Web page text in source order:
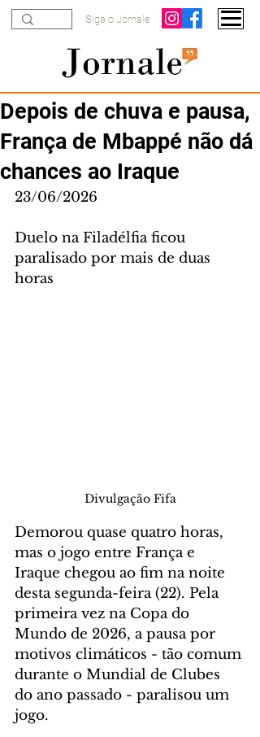
Siga o Jornale
Depois de chuva e pausa,
França de Mbappé não dá
chances ao Iraque
23/06/2026
Duelo na Filadélfia ficou
paralisado por mais de duas
horas
Divulgação Fifa
Demorou quase quatro horas,
mas o jogo entre França e
Iraque chegou ao fim na noite
desta segunda-feira (22). Pela
primeira vez na Copa do
Mundo de 2026, a pausa por
motivos climáticos - tão comum
durante o Mundial de Clubes
do ano passado - paralisou um
jogo.